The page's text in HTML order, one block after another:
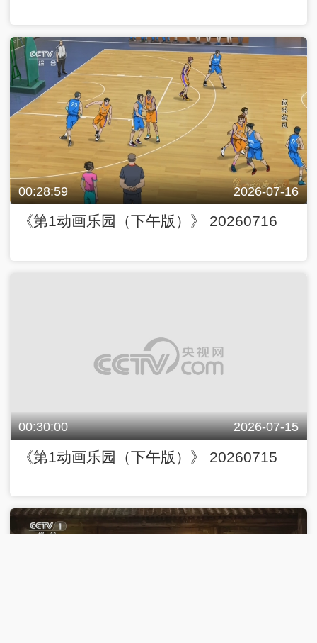
00:28:59 2026-07-16
《第1动画乐园（下午版）》 20260716
00:30:00 2026-07-15
《第1动画乐园（下午版）》 20260715